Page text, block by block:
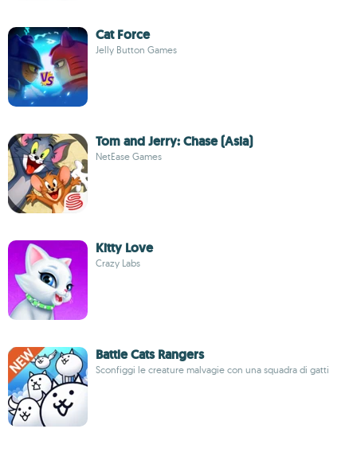
Cat Force
Jelly Button Games
Tom and Jerry: Chase (Asia)
NetEase Games
Kitty Love
Crazy Labs
Battle Cats Rangers
Sconfiggi le creature malvagie con una squadra di gatti